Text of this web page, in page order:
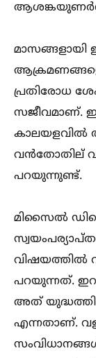
മാസങ്ങളായി
ആക്രമണങ്ങളെ
പ്രതിരോധ
സജീവമാണ്.
കാലയളവില്‍
വൻതോതില്‌
പറയുന്നുണ്ട്.
മിസൈല്‍
വിഷയത്തില്‍
പറയുന്നത്.
അത്
എന്നതാണ്.